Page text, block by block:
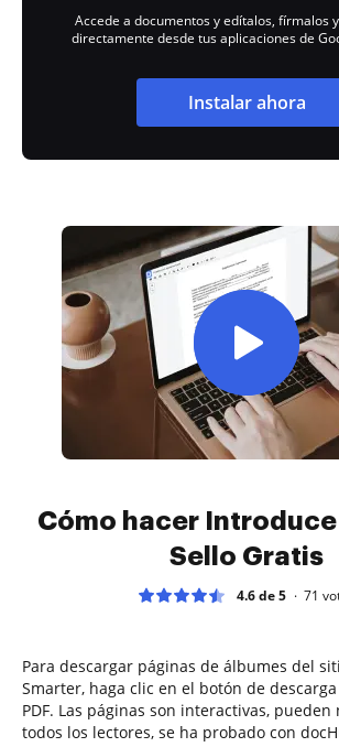
Accede a documentos y edítalos, fírmalos
directamente desde tus aplicaciones de
Instalar ahora
Cómo hacer
Sello Gratis
4.6 de 5 71
Para descargar páginas de álbumes del
Smarter, haga clic en el botón de
PDF. Las páginas son interactivas,
todos los lectores, se ha probado con